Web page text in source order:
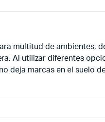
multitud de ambientes,
Al utilizar diferentes
deja marcas en el suelo